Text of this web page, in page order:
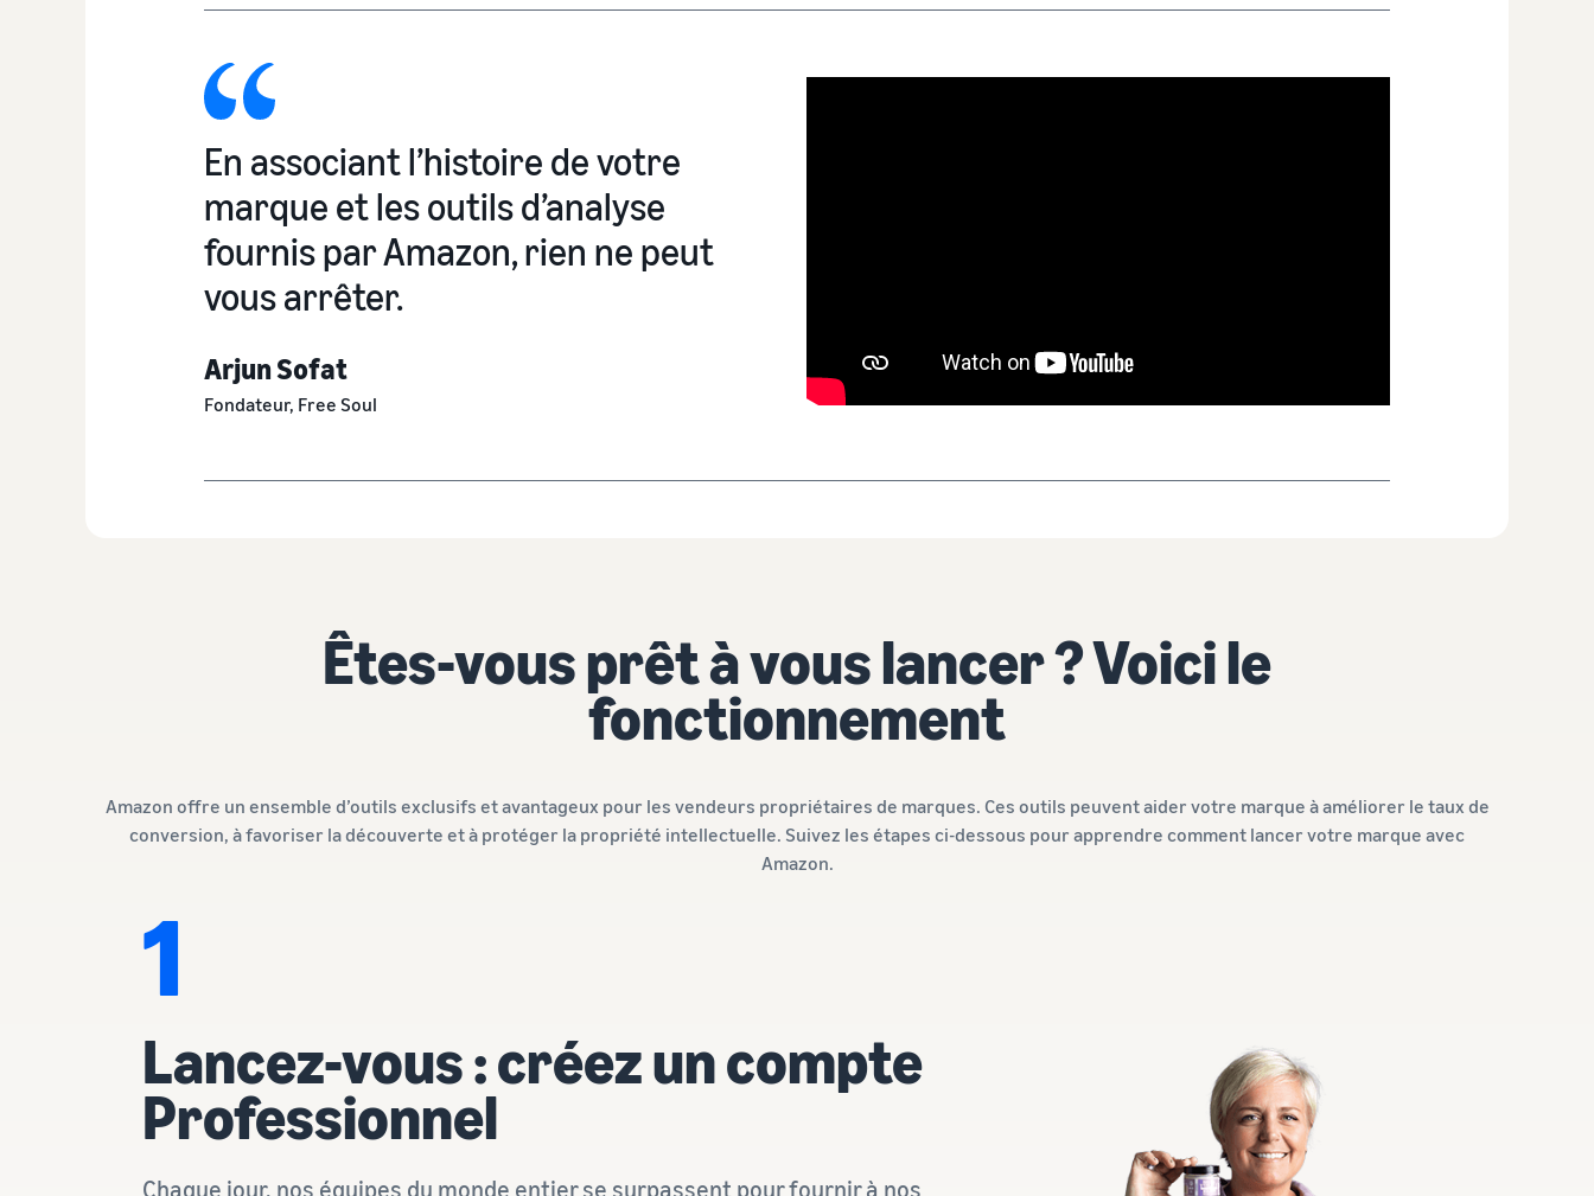
En associant l’histoire de votre
marque et les outils d’analyse
fournis par Amazon, rien ne peut
vous arrêter.
Arjun Sofat
Fondateur, Free Soul
Êtes-vous prêt à vous lancer ? Voici le
fonctionnement
Amazon offre un ensemble d’outils exclusifs et avantageux pour les vendeurs propriétaires de marques. Ces outils peuvent aider votre marque à améliorer le taux de
conversion, à favoriser la découverte et à protéger la propriété intellectuelle. Suivez les étapes ci-dessous pour apprendre comment lancer votre marque avec
Amazon.
1
Lancez-vous : créez un compte
Professionnel
Chaque jour, nos équipes du monde entier se surpassent pour fournir à nos